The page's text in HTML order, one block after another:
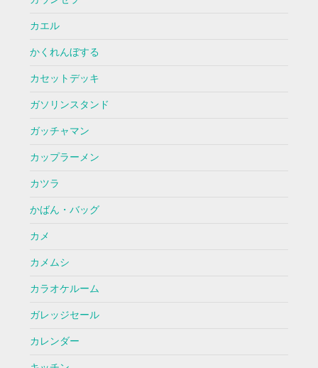
カエル
かくれんぼする
カセットデッキ
ガソリンスタンド
ガッチャマン
カップラーメン
カツラ
かばん・バッグ
カメ
カメムシ
カラオケルーム
ガレッジセール
カレンダー